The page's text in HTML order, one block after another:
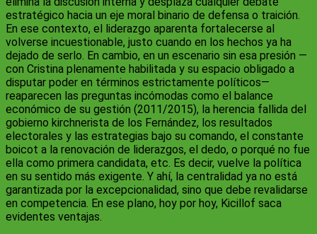
estratégico hacia un eje moral binario de defensa o traición.
En ese contexto, el liderazgo aparenta fortalecerse al
volverse incuestionable, justo cuando en los hechos ya ha
dejado de serlo. En cambio, en un escenario sin esa presión —
con Cristina plenamente habilitada y su espacio obligado a
disputar poder en términos estrictamente políticos—
reaparecen las preguntas incómodas como el balance
económico de su gestión (2011/2015), la herencia fallida del
gobierno kirchnerista de los Fernández, los resultados
electorales y las estrategias bajo su comando, el constante
boicot a la renovación de liderazgos, el dedo, o porqué no fue
ella como primera candidata, etc. Es decir, vuelve la política
en su sentido más exigente. Y ahí, la centralidad ya no está
garantizada por la excepcionalidad, sino que debe revalidarse
en competencia. En ese plano, hoy por hoy, Kicillof saca
evidentes ventajas.